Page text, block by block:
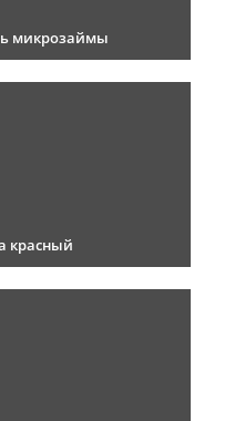
микрозаймы
красный